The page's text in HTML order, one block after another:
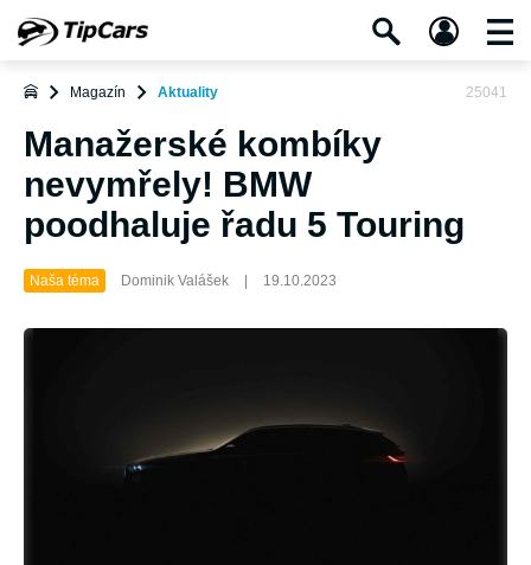
Magazín Aktuality 25041
Manažerské kombíky
nevymřely! BMW
poodhaluje řadu 5 Touring
Naša téma Dominik Valášek 19.10.2023